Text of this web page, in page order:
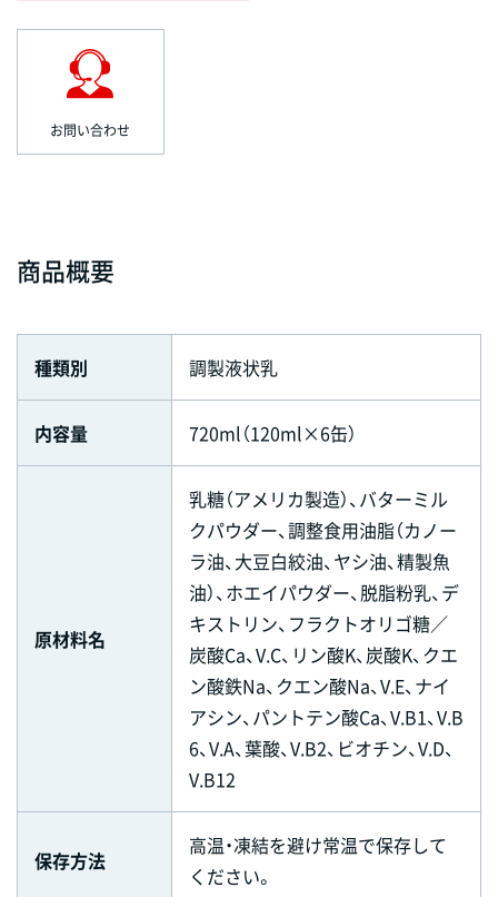
お問い合わせ
商品概要
種類別 調製液状乳
内容量 720ml（120ml×6缶）
原材料名
乳糖（アメリカ製造）、バターミル
クパウダー、調整食用油脂（カノー
ラ油、大豆白絞油、ヤシ油、精製魚
油）、ホエイパウダー、脱脂粉乳、デ
キストリン、フラクトオリゴ糖／
炭酸Ca、V.C、リン酸K、炭酸K、クエ
ン酸鉄Na、クエン酸Na、V.E、ナイ
アシン、パントテン酸Ca、V.B1、V.B
6、V.A、葉酸、V.B2、ビオチン、V.D、
V.B12
保存方法
高温・凍結を避け常温で保存して
ください。